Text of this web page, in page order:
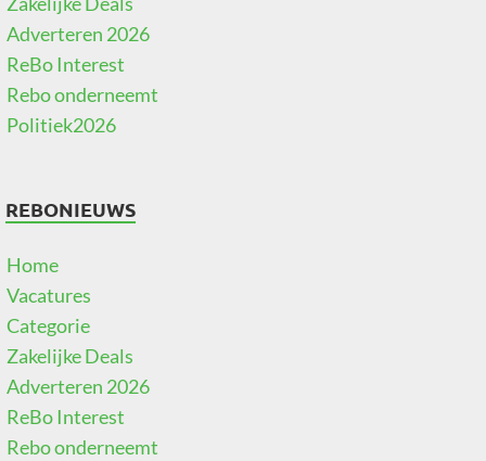
Adverteren 2026
ReBo Interest
Rebo onderneemt
Politiek2026
REBONIEUWS
Home
Vacatures
Categorie
Zakelijke Deals
Adverteren 2026
ReBo Interest
Rebo onderneemt